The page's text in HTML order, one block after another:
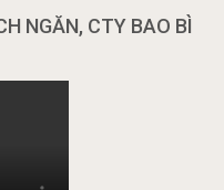
NGĂN, CTY BAO BÌ